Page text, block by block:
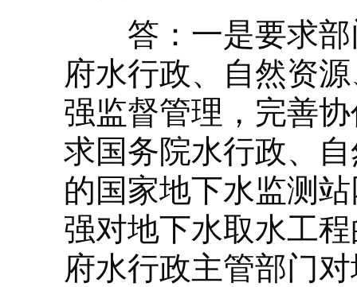
答：一是要求部
府水行政、自然资
强监督管理，完善
求国务院水行政、
的国家地下水监测
强对地下水取水工
府水行政主管部门